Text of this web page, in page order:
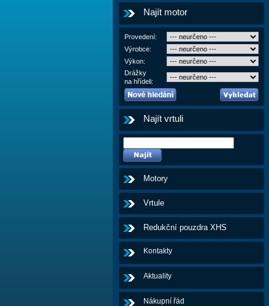
Najít motor
Provedení:
Výrobce:
Výkon:
Drážky
na hřídeli:
Najít vrtuli
Motory
Vrtule
Redukční pouzdra XHS
Kontakty
Aktuality
Nákupní řád